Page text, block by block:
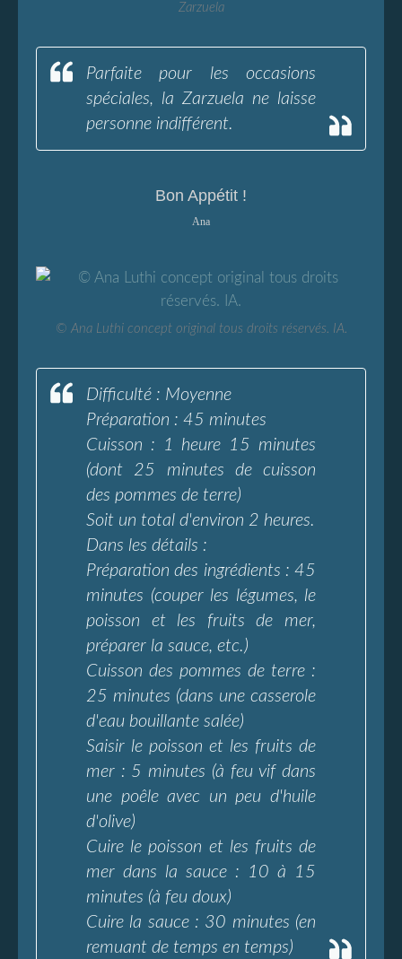
Zarzuela
Parfaite pour les occasions
spéciales, la Zarzuela ne laisse
personne indifférent.
Bon Appétit !
Ana
© Ana Luthi concept original tous droits réservés. IA.
Difficulté : Moyenne
Préparation : 45 minutes
Cuisson : 1 heure 15 minutes
(dont 25 minutes de cuisson
des pommes de terre)
Soit un total d'environ 2 heures.
Dans les détails :
Préparation des ingrédients : 45
minutes (couper les légumes, le
poisson et les fruits de mer,
préparer la sauce, etc.)
Cuisson des pommes de terre :
25 minutes (dans une casserole
d'eau bouillante salée)
Saisir le poisson et les fruits de
mer : 5 minutes (à feu vif dans
une poêle avec un peu d'huile
d'olive)
Cuire le poisson et les fruits de
mer dans la sauce : 10 à 15
minutes (à feu doux)
Cuire la sauce : 30 minutes (en
remuant de temps en temps)